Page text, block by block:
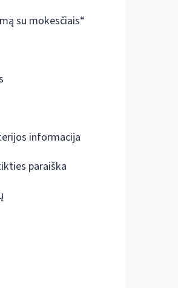
su mokesčiais“
informacija
paraiška